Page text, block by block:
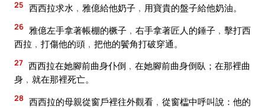
25 西西拉求水﹐雅億給他奶子﹐用寶貴的盤子給他奶油。
26 雅億左手拿著帳棚的橛子﹐右手拿著匠人的錘子﹐擊打西
西拉﹐打傷他的頭﹐把他的鬢角打破穿通。
27 西西拉在她腳前曲身仆倒﹐在她腳前曲身倒臥；在那裡曲
身﹐就在那裡死亡。
28 西西拉的母親從窗戶裡往外觀看﹐從窗櫺中呼叫說：他的